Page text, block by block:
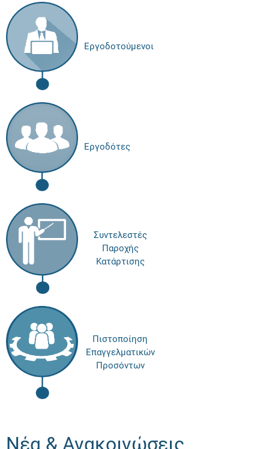
Εργοδοτούμενοι
Εργοδότες
Συντελεστές
Παροχής
Κατάρτισης
Πιστοποίηση
Επαγγελματικών
Προσόντων
Νέα & Ανακοινώσεις